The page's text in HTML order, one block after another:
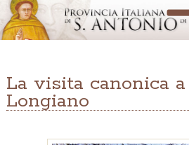
La visita canonica
Longiano